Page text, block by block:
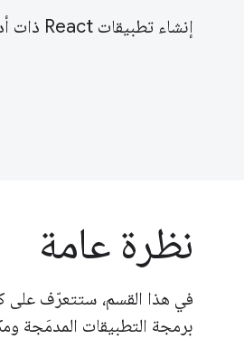
إنشاء تطبيقات React ذات أداء جيد ومتتالية.
نظرة عامة
في هذا القسم، ستتعرّف على
برمجة التطبيقات المدمَجة